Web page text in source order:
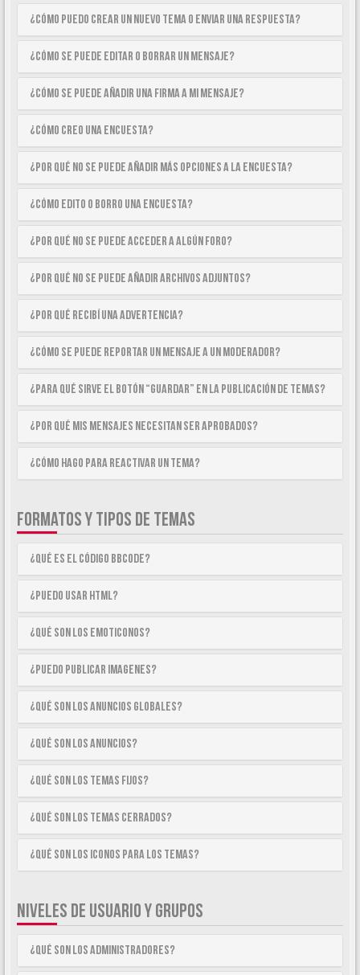
¿Cómo puedo crear un nuevo tema o enviar una respuesta?
¿Cómo se puede editar o borrar un mensaje?
¿Cómo se puede añadir una firma a mi mensaje?
¿Cómo creo una encuesta?
¿Por qué no se puede añadir más opciones a la encuesta?
¿Cómo edito o borro una encuesta?
¿Por qué no se puede acceder a algún foro?
¿Por qué no se puede añadir archivos adjuntos?
¿Por qué recibí una advertencia?
¿Cómo se puede reportar un mensaje a un moderador?
¿Para qué sirve el botón “Guardar” en la publicación de temas?
¿Por qué mis mensajes necesitan ser aprobados?
¿Cómo hago para reactivar un tema?
FORMATOS Y TIPOS DE TEMAS
¿Qué es el código BBCode?
¿Puedo usar HTML?
¿Qué son los emoticonos?
¿Puedo publicar imagenes?
¿Qué son los anuncios globales?
¿Qué son los anuncios?
¿Qué son los temas fijos?
¿Qué son los temas cerrados?
¿Qué son los iconos para los temas?
NIVELES DE USUARIO Y GRUPOS
¿Qué son los Administradores?